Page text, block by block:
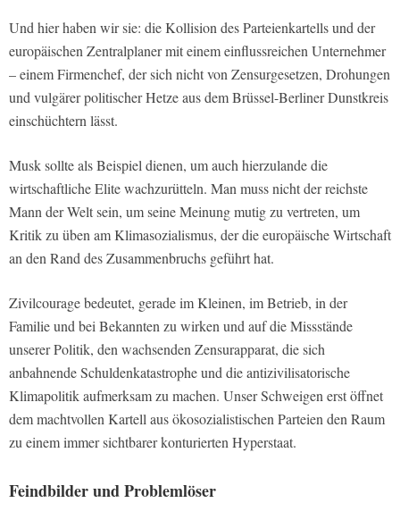
Und hier haben wir sie: die Kollision des Parteienkartells und der
europäischen Zentralplaner mit einem einflussreichen Unternehmer
– einem Firmenchef, der sich nicht von Zensurgesetzen, Drohungen
und vulgärer politischer Hetze aus dem Brüssel-Berliner Dunstkreis
einschüchtern lässt.
Musk sollte als Beispiel dienen, um auch hierzulande die
wirtschaftliche Elite wachzurütteln. Man muss nicht der reichste
Mann der Welt sein, um seine Meinung mutig zu vertreten, um
Kritik zu üben am Klimasozialismus, der die europäische Wirtschaft
an den Rand des Zusammenbruchs geführt hat.
Zivilcourage bedeutet, gerade im Kleinen, im Betrieb, in der
Familie und bei Bekannten zu wirken und auf die Missstände
unserer Politik, den wachsenden Zensurapparat, die sich
anbahnende Schuldenkatastrophe und die antizivilisatorische
Klimapolitik aufmerksam zu machen. Unser Schweigen erst öffnet
dem machtvollen Kartell aus ökosozialistischen Parteien den Raum
zu einem immer sichtbarer konturierten Hyperstaat.
Feindbilder und Problemlöser